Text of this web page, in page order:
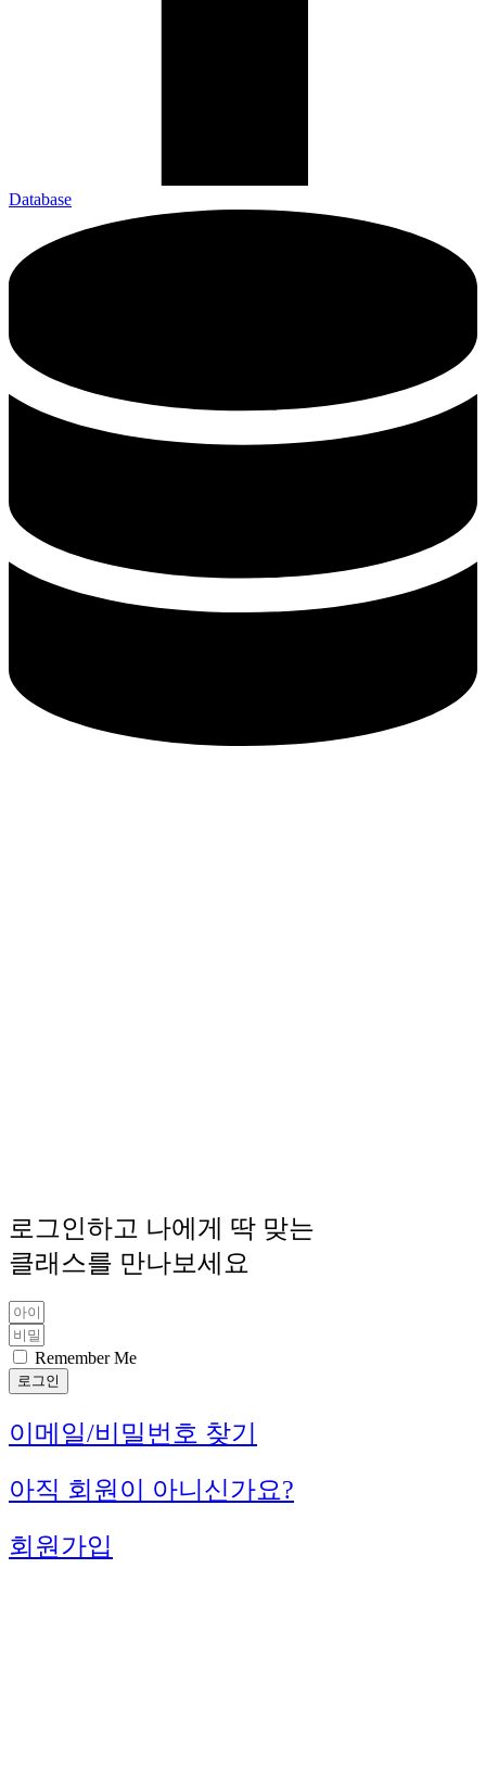
Database
로그인하고 나에게 딱 맞는
클래스를 만나보세요
Remember Me
로그인
이메일/비밀번호 찾기
아직 회원이 아니신가요?
회원가입